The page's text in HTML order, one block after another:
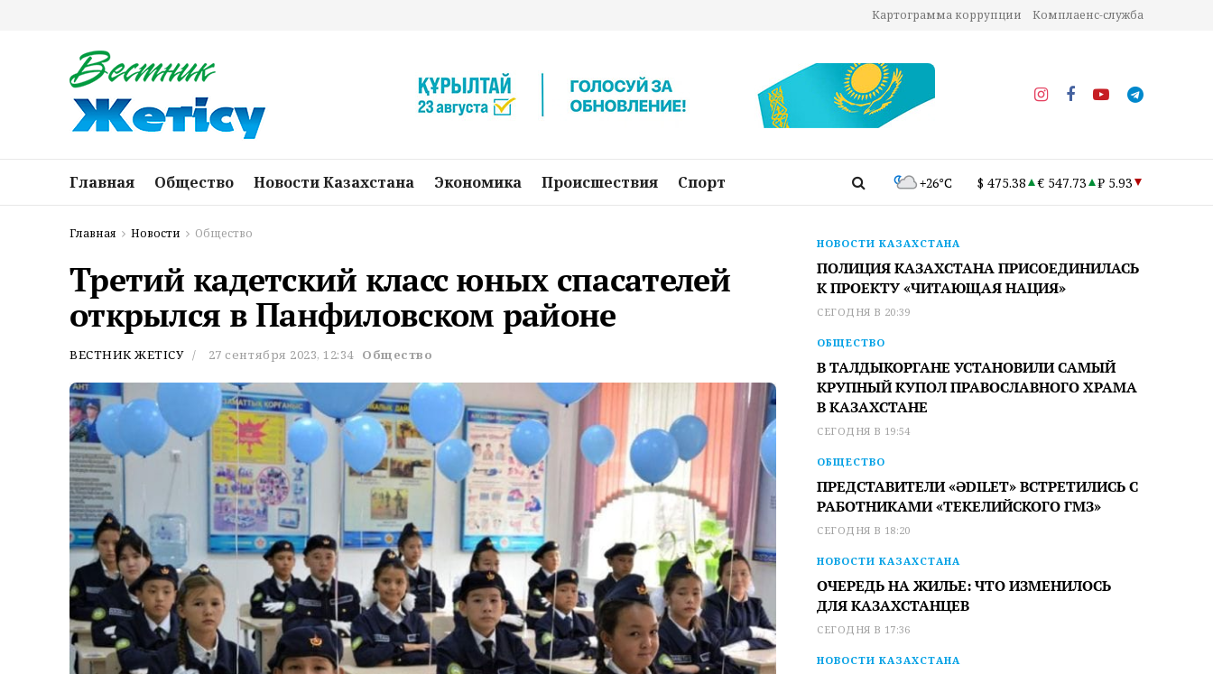
Картограмма коррупции Комплаенс-служба
Главная Общество Новости Казахстана Экономика Происшествия Спорт +26°C $ 475.38 € 547.73 ₽ 5.93
Главная Новости Общество
Третий кадетский класс юных спасателей
открылся в Панфиловском районе
ВЕСТНИК ЖЕТІСУ 27 сентября 2023, 12:34 Общество
НОВОСТИ КАЗАХСТАНА
ПОЛИЦИЯ КАЗАХСТАНА ПРИСОЕДИНИЛАСЬ
К ПРОЕКТУ «ЧИТАЮЩАЯ НАЦИЯ»
СЕГОДНЯ В 20:39
ОБЩЕСТВО
В ТАЛДЫКОРГАНЕ УСТАНОВИЛИ САМЫЙ
КРУПНЫЙ КУПОЛ ПРАВОСЛАВНОГО ХРАМА
В КАЗАХСТАНЕ
СЕГОДНЯ В 19:54
ОБЩЕСТВО
ПРЕДСТАВИТЕЛИ «ӘDILET» ВСТРЕТИЛИСЬ С
РАБОТНИКАМИ «ТЕКЕЛИЙСКОГО ГМЗ»
СЕГОДНЯ В 18:20
НОВОСТИ КАЗАХСТАНА
ОЧЕРЕДЬ НА ЖИЛЬЕ: ЧТО ИЗМЕНИЛОСЬ
ДЛЯ КАЗАХСТАНЦЕВ
СЕГОДНЯ В 17:36
НОВОСТИ КАЗАХСТАНА